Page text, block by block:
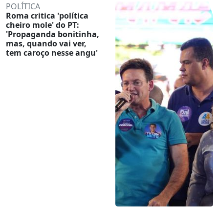
POLÍTICA
Roma critica 'política
cheiro mole' do PT:
'Propaganda bonitinha,
mas, quando vai ver,
tem caroço nesse angu'